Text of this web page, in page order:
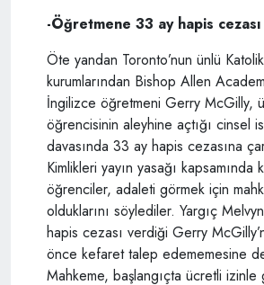
-Öğretmene 33 ay hapis cezası
Öte yandan Toronto’nun ünlü
kurumlarından Bishop Allen
İngilizce öğretmeni Gerry McGilly,
öğrencisinin aleyhine açtığı cinsel
davasında 33 ay hapis cezasına
Kimlikleri yayın yasağı kapsamında
öğrenciler, adaleti görmek için
olduklarını söylediler. Yargıç
hapis cezası verdiği Gerry
önce kefaret talep edememesine
Mahkeme, başlangıçta ücretli izinle